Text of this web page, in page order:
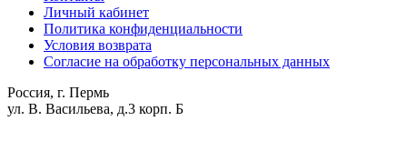
Личный кабинет
Политика конфиденциальности
Условия возврата
Согласие на обработку персональных данных
Россия, г. Пермь
ул. В. Васильева, д.3 корп. Б